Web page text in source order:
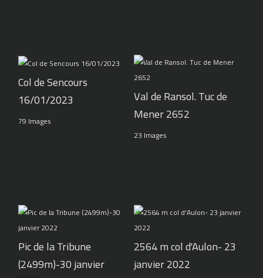
Col de Sencours
16/01/2023
79 Images
Val de Ransol. Tuc de
Mener 2652
23 Images
Pic de la Tribune
(2499m)-30 janvier
2564 m col d'Aulon- 23
janvier 2022